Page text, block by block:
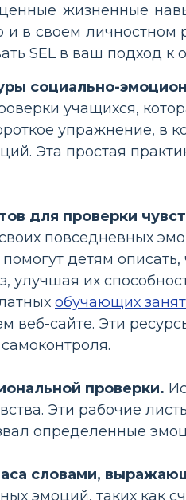
жизненные
и в своем
SEL в ваш подход к
социально-
учащихся,
упражнение, в
Эта простая
для проверки
повседневных
детям
улучшая их
обучающих
веб-сайте. Эти
проверки.
Эти рабочие
определенные
словами,
эмоций, таких как